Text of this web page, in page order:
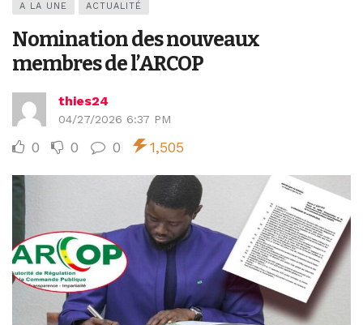
A LA UNE ACTUALITÉ
Nomination des nouveaux
membres de l’ARCOP
thies24
04/27/2026 6:37 PM
0 0 0 1,505